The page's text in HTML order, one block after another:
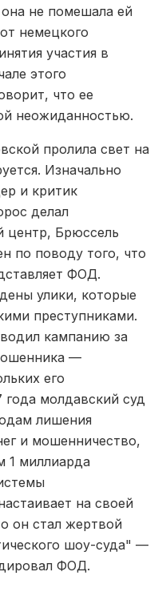
она не помешала ей
немецкого
участия в
этого
что ее
неожиданностью.
пролила свет на
Изначально
и критик
делал
центр, Брюссель
по поводу того, что
ФОД.
улики, которые
преступниками.
кампанию за
—
его
года молдавский суд
лишения
и мошенничество,
1 миллиарда
на своей
он стал жертвой
шоу-суда" —
ФОД.